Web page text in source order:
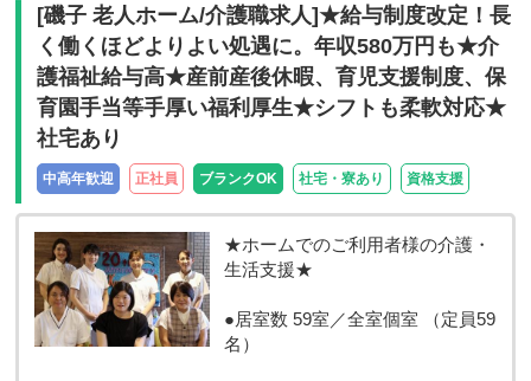
[磯子 老人ホーム/介護職求人]★給与制度改定！長
く働くほどよりよい処遇に。年収580万円も★介
護福祉給与高★産前産後休暇、育児支援制度、保
育園手当等手厚い福利厚生★シフトも柔軟対応★
社宅あり
中高年歓迎 正社員 ブランクOK 社宅・寮あり 資格支援
★ホームでのご利用者様の介護・
生活支援★
●居室数 59室／全室個室 （定員59
名）